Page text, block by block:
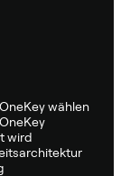
wählen
wird